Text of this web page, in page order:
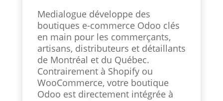
Medialogue développe des
boutiques e-commerce Odoo clés
en main pour les commerçants,
artisans, distributeurs et détaillants
de Montréal et du Québec.
Contrairement à Shopify ou
WooCommerce, votre boutique
Odoo est directement intégrée à